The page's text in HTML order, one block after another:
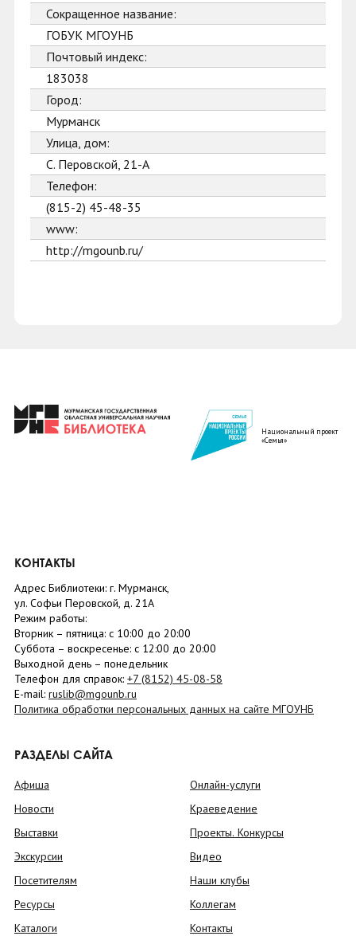
Сокращенное название:
ГОБУК МГОУНБ
Почтовый индекс:
183038
Город:
Мурманск
Улица, дом:
С. Перовской, 21-А
Телефон:
(815-2) 45-48-35
www:
http://mgounb.ru/
Национальный проект
«Семья»
КОНТАКТЫ
Адрес Библиотеки: г. Мурманск,
ул. Софьи Перовской, д. 21А
Режим работы:
Вторник – пятница: с 10:00 до 20:00
Суббота – воскресенье: c 12:00 до 20:00
Выходной день – понедельник
Телефон для справок: +7 (8152) 45-08-58
E-mail: ruslib@mgounb.ru
Политика обработки персональных данных на сайте МГОУНБ
РАЗДЕЛЫ САЙТА
Афиша
Новости
Выставки
Экскурсии
Посетителям
Ресурсы
Каталоги
Онлайн-услуги
Краеведение
Проекты. Конкурсы
Видео
Наши клубы
Коллегам
Контакты